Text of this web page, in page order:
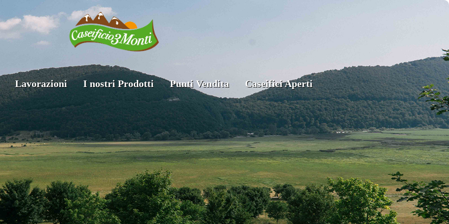
Lavorazioni I nostri Prodotti Punti Vendita Caseifici Aperti